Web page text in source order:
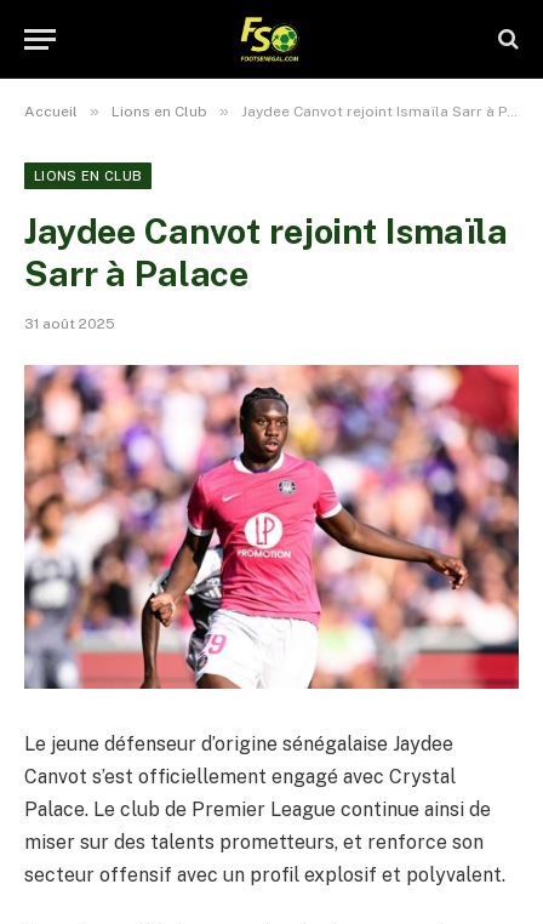
Accueil » Lions en Club » Jaydee Canvot rejoint Ismaïla Sarr à Palace
LIONS EN CLUB
Jaydee Canvot rejoint Ismaïla
Sarr à Palace
31 août 2025
Le jeune défenseur d’origine sénégalaise Jaydee
Canvot s’est officiellement engagé avec Crystal
Palace. Le club de Premier League continue ainsi de
miser sur des talents prometteurs, et renforce son
secteur offensif avec un profil explosif et polyvalent.